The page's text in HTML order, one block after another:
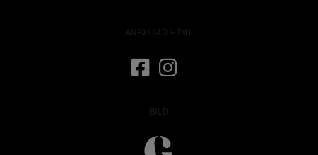
ANPASSAD HTML
BILD